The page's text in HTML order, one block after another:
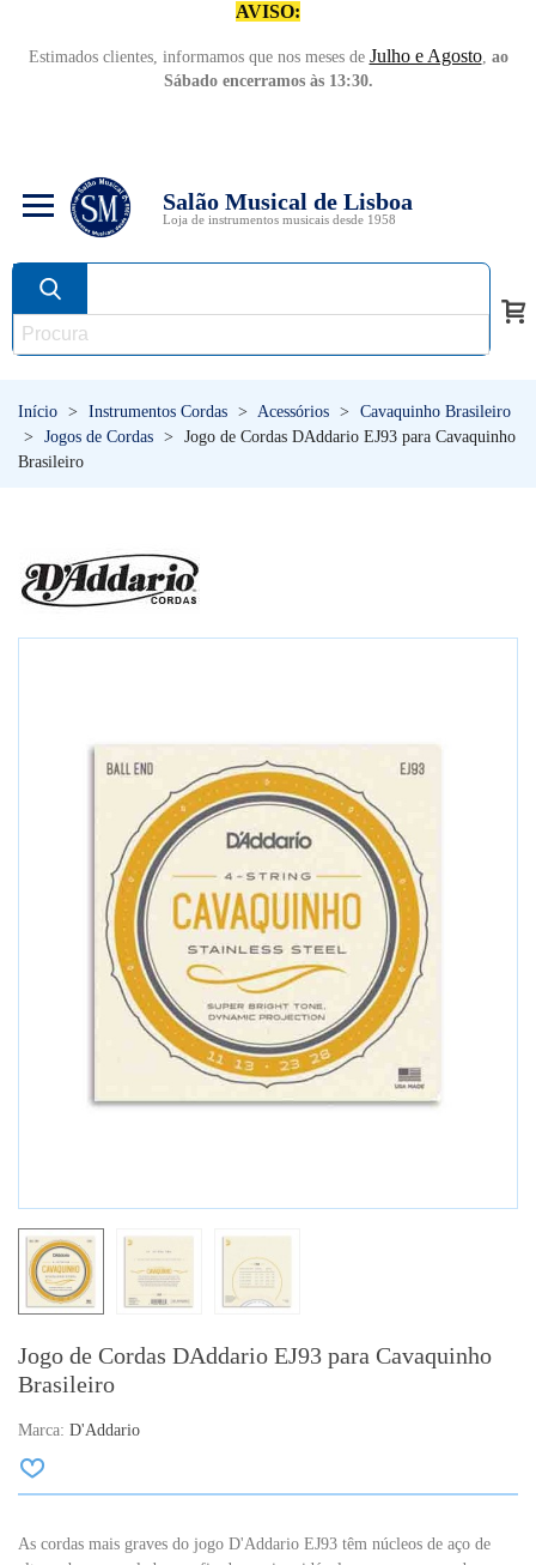
AVISO:
Estimados clientes, informamos que nos meses de Julho e Agosto, ao
Sábado encerramos às 13:30.
Salão Musical de Lisboa
Loja de instrumentos musicais desde 1958
Início > Instrumentos Cordas > Acessórios >
Cavaquinho Brasileiro
>
Jogos de Cordas >
Jogo de Cordas DAddario EJ93 para Cavaquinho
Brasileiro
Jogo de Cordas DAddario EJ93 para Cavaquinho
Brasileiro
Marca: D'Addario
As cordas mais graves do jogo D'Addario EJ93 têm núcleos de aço de